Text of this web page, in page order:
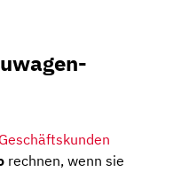
Geschäftskunden
rechnen, wenn sie